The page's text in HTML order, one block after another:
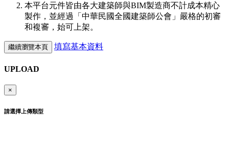
本平台元件皆由各大建築師與BIM製造商不計成本精心
製作，並經過「中華民國全國建築師公會」嚴格的初審
和複審，始可上架。
繼續瀏覽本頁 填寫基本資料
UPLOAD
×
請選擇上傳類型